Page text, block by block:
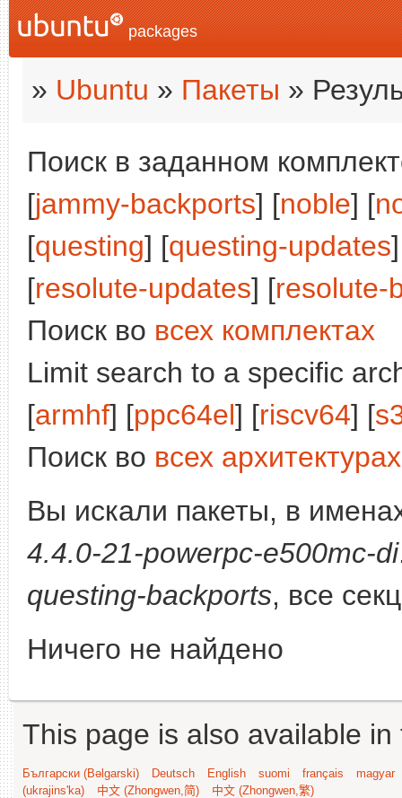
packages
» Ubuntu » Пакеты »
Поиск в заданном
[jammy-backports] [noble] [
[questing] [questing-updates
[resolute-updates] [resolute-
Поиск во всех комплектах
Limit search to a specific
[armhf] [ppc64el] [riscv64] [
Поиск во всех архитектурах
Вы искали пакеты, в
4.4.0-21-powerpc-e500mc-di
questing-backports, все
Ничего не найдено
This page is also available
Български (Bəlgarski) Deutsch English suomi français
magyar
(ukrajins'ka)
中文 (Zhongwen,简) 中文 (Zhongwen,繁)